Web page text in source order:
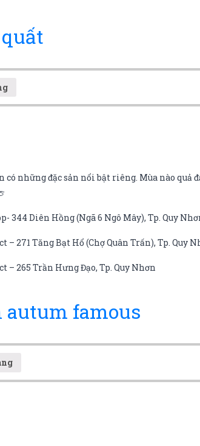
có những đặc sản nổi bật riêng. Mùa nào
344 Diên Hồng (Ngã 6 Ngô Mây), Tp. Quy
– 271 Tăng Bạt Hổ (Chợ Quân Trấn), Tp. Quy
– 265 Trần Hưng Đạo, Tp. Quy Nhơn
autum famous